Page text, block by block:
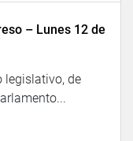
– Lunes 12 de
legislativo, de